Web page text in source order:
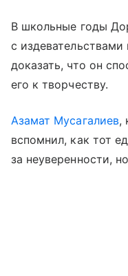
В школьные годы
с
доказать, что он
его к творчеству.
Азамат Мусагалиев,
вспомнил, как тот
за неуверенности,